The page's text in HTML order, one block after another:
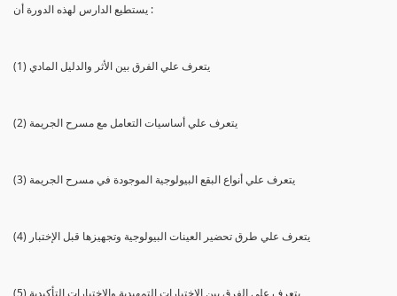
يستطيع الدارس لهذه الدورة أن :
(1) يتعرف علي الفرق بين الأثر والدليل المادي
(2) يتعرف علي أساسيات التعامل مع مسرح الجريمة
(3) يتعرف علي أنواع البقع البيولوجية الموجودة في مسرح الجريمة
(4) يتعرف علي طرق تحضير العينات البيولوجية وتجهيزها قبل الإختبار
(5) يتعرف علي الفرق بين الإختبارات التمهيدية والإختبارات التأكيدية